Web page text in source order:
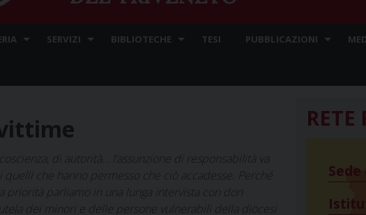
SERVIZI BIBLIOTECHE TESI PUBBLICAZIONI
di autorità… l’assunzione di responsabilità va
che hanno permesso che ciò accadesse. Perché
parliamo in una lunga intervista con don
dei minori e delle persone vulnerabili della diocesi
RETE
Sede